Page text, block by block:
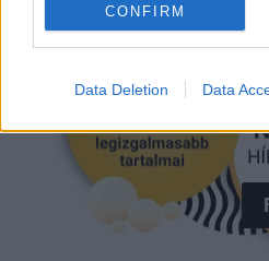
CONFIRM
Data Deletion Data